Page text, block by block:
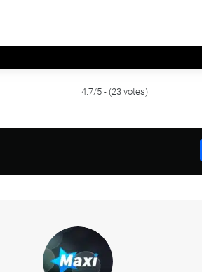
4.7/5 - (23 votes)